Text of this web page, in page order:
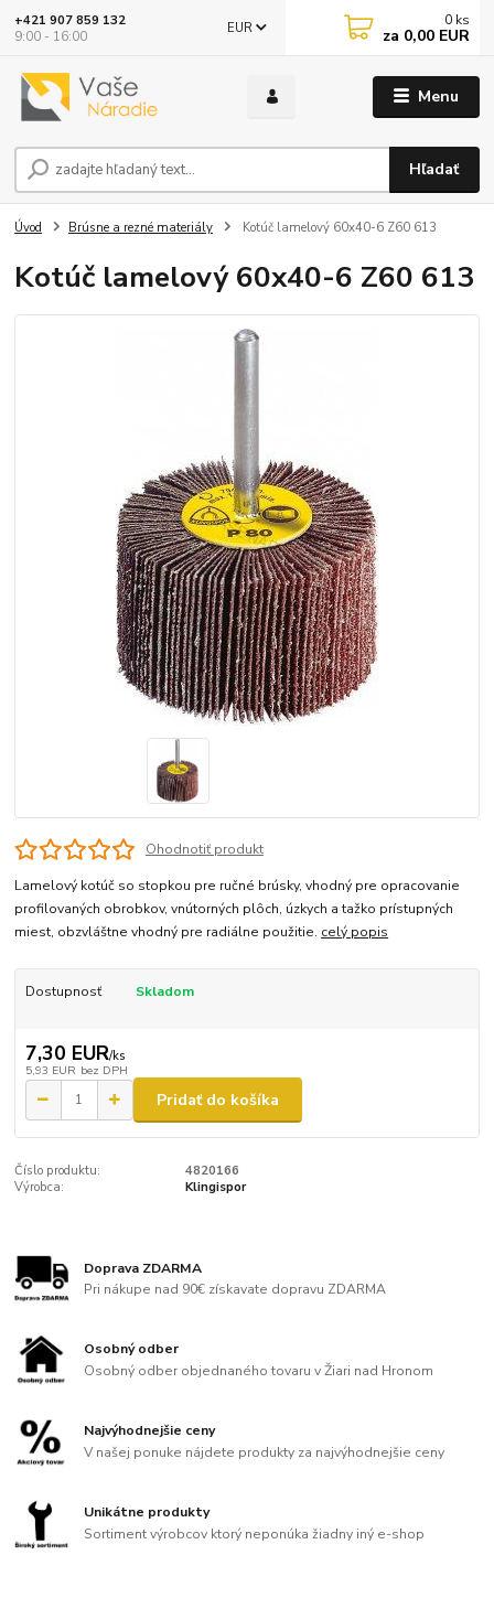
Menu
EUR
Hľadať
+421 907 859 132
9:00 - 16:00
0 ks
za 0,00 EUR
Úvod Brúsne a rezné materiály Kotúč lamelový 60x40-6 Z60 613
Kotúč lamelový 60x40-6 Z60 613
Ohodnotiť produkt
Lamelový kotúč so stopkou pre ručné brúsky, vhodný pre opracovanie
profilovaných obrobkov, vnútorných plôch, úzkych a tažko prístupných
miest, obzvláštne vhodný pre radiálne použitie. celý popis
Dostupnosť Skladom
7,30 EUR/ks
5,93 EUR bez DPH
Pridať do košíka
Číslo produktu:
4820166
Výrobca:
Klingispor
Doprava ZDARMA
Pri nákupe nad 90€ získavate dopravu ZDARMA
Osobný odber
Osobný odber objednaného tovaru v Žiari nad Hronom
Najvýhodnejšie ceny
V našej ponuke nájdete produkty za najvýhodnejšie ceny
Unikátne produkty
Sortiment výrobcov ktorý neponúka žiadny iný e-shop